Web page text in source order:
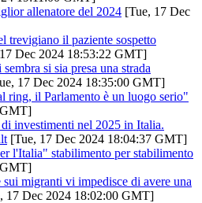
allenatore del 2024 [Tue, 17 Dec
trevigiano il paziente sospetto
Dec 2024 18:53:22 GMT]
si sia presa una strada
17 Dec 2024 18:35:00 GMT]
ring, il Parlamento è un luogo serio"
investimenti nel 2025 in Italia.
[Tue, 17 Dec 2024 18:04:37 GMT]
l'Italia" stabilimento per stabilimento
migranti vi impedisce di avere una
17 Dec 2024 18:02:00 GMT]